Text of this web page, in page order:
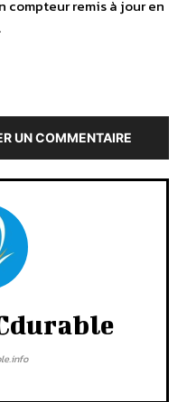
compteur remis à jour en
UN COMMENTAIRE